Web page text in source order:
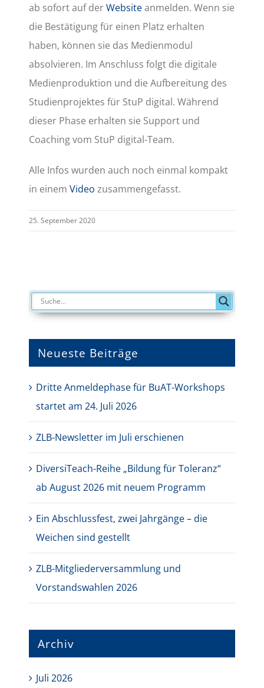
ab sofort auf derWebsiteanmelden. Wenn sie
die Bestätigung für einen Platz erhalten
haben, können sie das Medienmodul
absolvieren. Im Anschluss folgt die digitale
Medienproduktion und die Aufbereitung des
Studienprojektes für StuP digital. Während
dieser Phase erhalten sie Support und
Coaching vom StuP digital-Team.
Alle Infos wurden auch noch einmal kompakt
in einemVideo zusammengefasst.
25. September 2020
Neueste Beiträge
Dritte Anmeldephase für BuAT-Workshops
startet am 24. Juli 2026
ZLB-Newsletter im Juli erschienen
DiversiTeach-Reihe „Bildung für Toleranz“
ab August 2026 mit neuem Programm
Ein Abschlussfest, zwei Jahrgänge – die
Weichen sind gestellt
ZLB-Mitgliederversammlung und
Vorstandswahlen 2026
Archiv
Juli 2026